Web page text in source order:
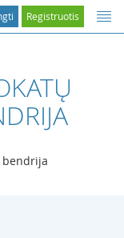
Registruotis
bendrija